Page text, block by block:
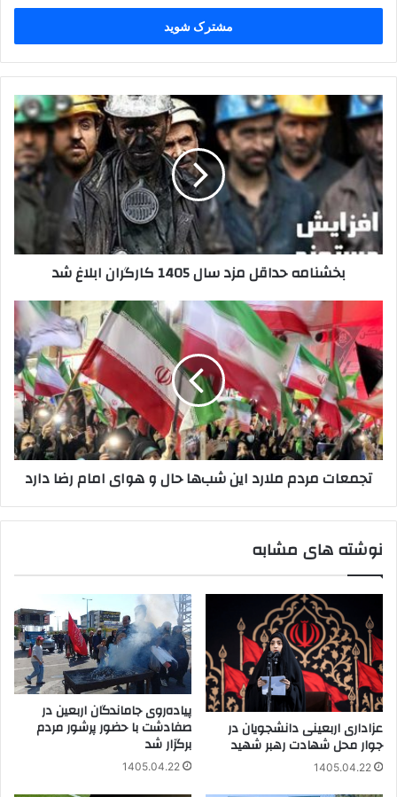
خود
وارد
کنید
بخشنامه
حداقل
مزد
سال
1405
کارگران
ابلاغ
شد
بخشنامه حداقل مزد سال 1405 کارگران ابلاغ شد
مردم
ملارد
این
شب‌ها
حال
و
هوای
امام
رضاتجمعات مردم ملارد این شب‌ها حال و هوای امام رضا دارد
نوشته های مشابه
عزاداری اربعینی دانشجویان در
جوار محل شهادت رهبر شهید
1405.04.22
پیاده‌روی جاماندگان اربعین در
صفادشت با حضور پرشور مردم
برگزار شد
1405.04.22